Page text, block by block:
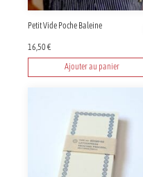
Petit Vide Poche Baleine
16,50€
Ajouter au panier